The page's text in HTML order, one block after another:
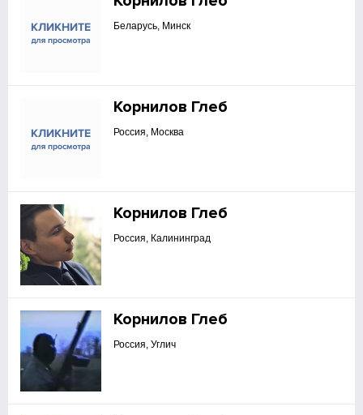
Беларусь, Минск
Корнилов Глеб
Россия, Москва
Корнилов Глеб
Россия, Калининград
Корнилов Глеб
Россия, Углич